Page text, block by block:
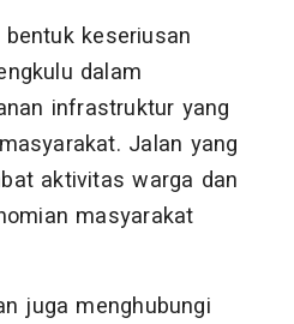
keseriusan
dalam
infrastruktur yang
Jalan yang
aktivitas warga dan
masyarakat
juga menghubungi